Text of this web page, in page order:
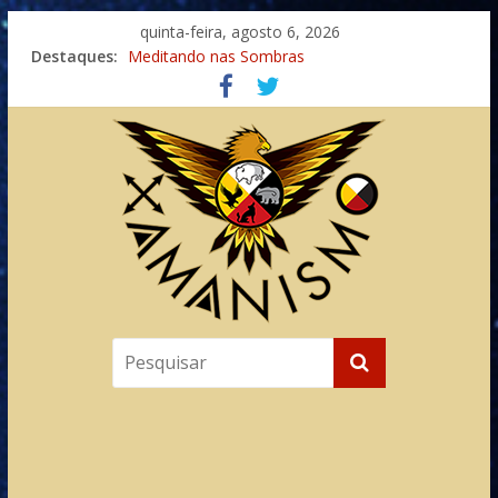
quinta-feira, agosto 6, 2026
Destaques: Meditando nas Sombras
Autosuficiência: A Jornada do Espírito Ancestral
Xamanismo Universal
Totens – Caminho Espiritual – Crescimento
Imaginação na Cura